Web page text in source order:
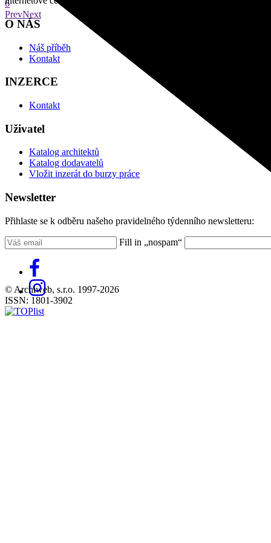
6
PrevNext
O NÁS
Náš příběh
Kontakt
INZERCE
Kontakt
Uživatel
Katalog architektů
Katalog dodavatelů
Vložit inzerát do burzy práce
Newsletter
Přihlaste se k odběru našeho pravidelného týdenního newsletteru:
Fill in „nospam“
© Archiweb, s.r.o. 1997-2026
ISSN: 1801-3902